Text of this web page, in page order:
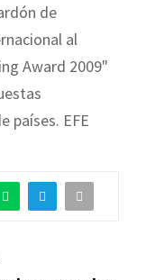
de
al
Award 2009"
países. EFE